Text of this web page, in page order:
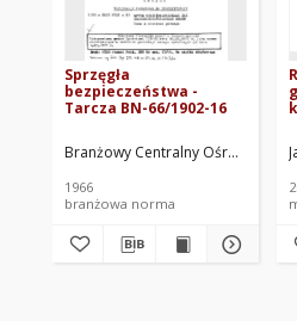
Sprzęgła
bezpieczeństwa -
Tarcza BN-66/1902-16
Branżowy Centralny Ośrodek
1966
branżowa norma